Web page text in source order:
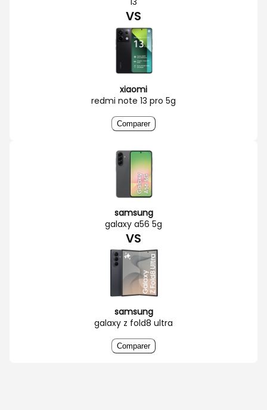
VS
xiaomi
redmi note 13 pro 5g
Comparer
samsung
galaxy a56 5g
VS
samsung
galaxy z fold8 ultra
Comparer